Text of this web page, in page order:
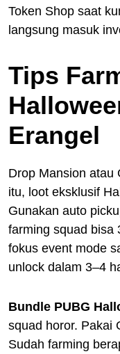
Token Shop saat
langsung masuk
Tips
Erangel
Drop Mansion atau
itu, loot eksklusif
Gunakan auto
farming squad bisa
fokus event mode
unlock dalam 3–4
Bundle PUBG
squad horor. Pakai
Sudah farming